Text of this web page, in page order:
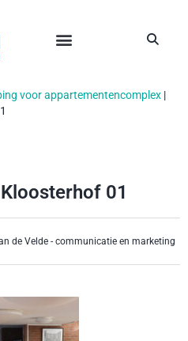
voor appartementencomplex |
01
de Velde - communicatie en marketing